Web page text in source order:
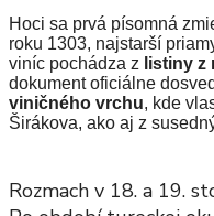
Hoci sa prvá písomná
roku 1303, najstarší
viníc pochádza z listiny z
dokument oficiálne
viničného vrchu, kde
Širákova, ako aj z
Rozmach v 18. a 19.